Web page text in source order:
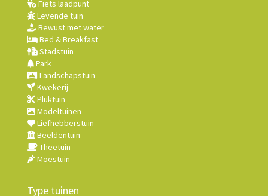
Fiets laadpunt
Levende tuin
Bewust met water
Bed & Breakfast
Stadstuin
Park
Landschapstuin
Kwekerij
Pluktuin
Modeltuinen
Liefhebberstuin
Beeldentuin
Theetuin
Moestuin
Type tuinen